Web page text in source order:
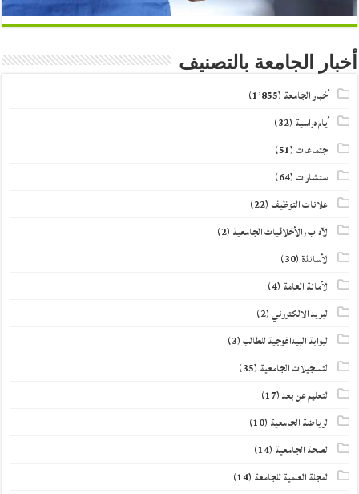
أخبار الجامعة بالتصنيف
أخبار الجامعة (1٬855)
أيام دراسية (32)
اجتماعات(51)
استشارات(64)
اعلانات التوظيف (22)
الآداب والأخلاقيات الجامعية (2)
الأساتذة(30)
الأمانة العامة (4)
البريد الالكتروني(2)
البوابة البيداغوجية للطالب(3)
التسجيلات الجامعية (35)
التعليم عن بعد(17)
الرياضة الجامعية (10)
الصحة الجامعية (14)
المجلة العلمية للجامعة (14)